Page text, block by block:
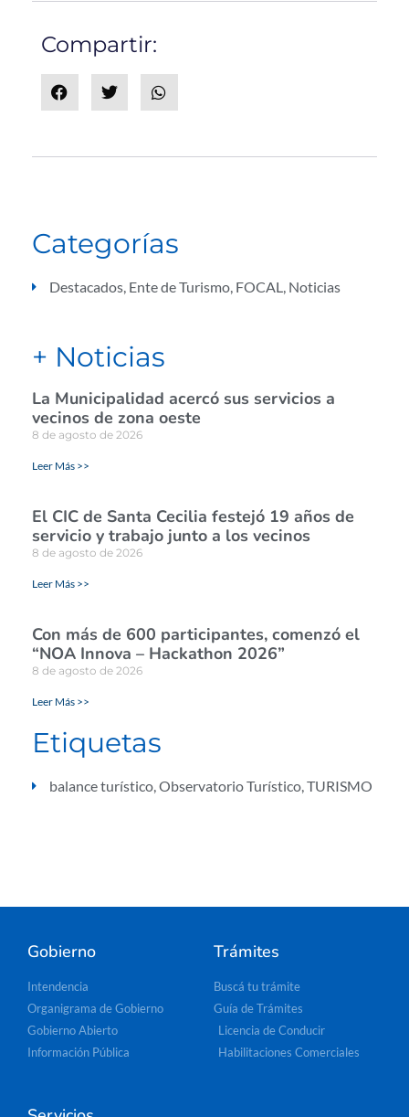
Compartir:
Categorías
Destacados, Ente de Turismo, FOCAL, Noticias
+ Noticias
La Municipalidad acercó sus servicios a
vecinos de zona oeste
8 de agosto de 2026
Leer Más >>
El CIC de Santa Cecilia festejó 19 años de
servicio y trabajo junto a los vecinos
8 de agosto de 2026
Leer Más >>
Con más de 600 participantes, comenzó el
“NOA Innova – Hackathon 2026”
8 de agosto de 2026
Leer Más >>
Etiquetas
balance turístico,Observatorio Turístico,TURISMO
Gobierno
Intendencia
Organigrama de Gobierno
Gobierno Abierto
Información Pública
Trámites
Buscá tu trámite
Guía de Trámites
Licencia de Conducir
Habilitaciones Comerciales